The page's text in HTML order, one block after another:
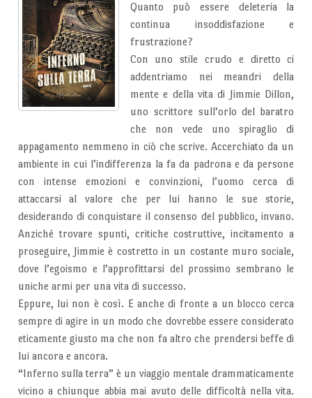
Quanto può essere deleteria la
continua insoddisfazione e
frustrazione?
Con uno stile crudo e diretto ci
addentriamo nei meandri della
mente e della vita di Jimmie Dillon,
uno scrittore sull’orlo del baratro
che non vede uno spiraglio di
appagamento nemmeno in ciò che scrive. Accerchiato da un
ambiente in cui l’indifferenza la fa da padrona e da persone
con intense emozioni e convinzioni, l’uomo cerca di
attaccarsi al valore che per lui hanno le sue storie,
desiderando di conquistare il consenso del pubblico, invano.
Anziché trovare spunti, critiche costruttive, incitamento a
proseguire, Jimmie è costretto in un costante muro sociale,
dove l’egoismo e l’approfittarsi del prossimo sembrano le
uniche armi per una vita di successo.
Eppure, lui non è così. E anche di fronte a un blocco cerca
sempre di agire in un modo che dovrebbe essere considerato
eticamente giusto ma che non fa altro che prendersi beffe di
lui ancora e ancora.
“Inferno sulla terra” è un viaggio mentale drammaticamente
vicino a chiunque abbia mai avuto delle difficoltà nella vita.